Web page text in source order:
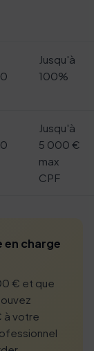
Jusqu'à
100%
Jusqu'à
5 000 €
max
CPF
en charge
€ et que
à votre